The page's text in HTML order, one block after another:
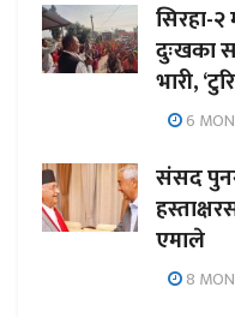
सिरहा-
दुःखका
भारी,
6
संसद
एमाले
8